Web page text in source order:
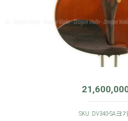
SKU: DV340-SA 크